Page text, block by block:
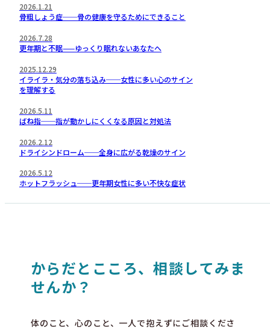
2026.1.21
骨粗しょう症──骨の健康を守るためにできること
2026.7.28
更年期と不眠——ゆっくり眠れないあなたへ
2025.12.29
イライラ・気分の落ち込み──女性に多い心のサイン
を理解する
2026.5.11
ばね指──指が動かしにくくなる原因と対処法
2026.2.12
ドライシンドローム──全身に広がる乾燥のサイン
2026.5.12
ホットフラッシュ──更年期女性に多い不快な症状
からだとこころ、相談してみま
せんか？
体のこと、心のこと、一人で抱えずにご相談くださ